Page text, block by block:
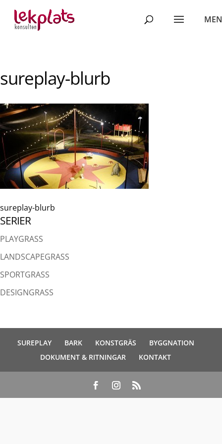
sureplay-blurb
sureplay-blurb
SERIER
PLAYGRASS
LANDSCAPEGRASS
SPORTGRASS
DESIGNGRASS
SUREPLAY BARK KONSTGRÄS
BYGGNATION
DOKUMENT & RITNINGAR
KONTAKT